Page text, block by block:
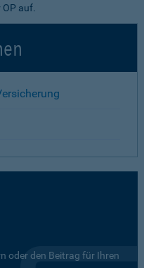
auf.
oder den Beitrag für Ihren